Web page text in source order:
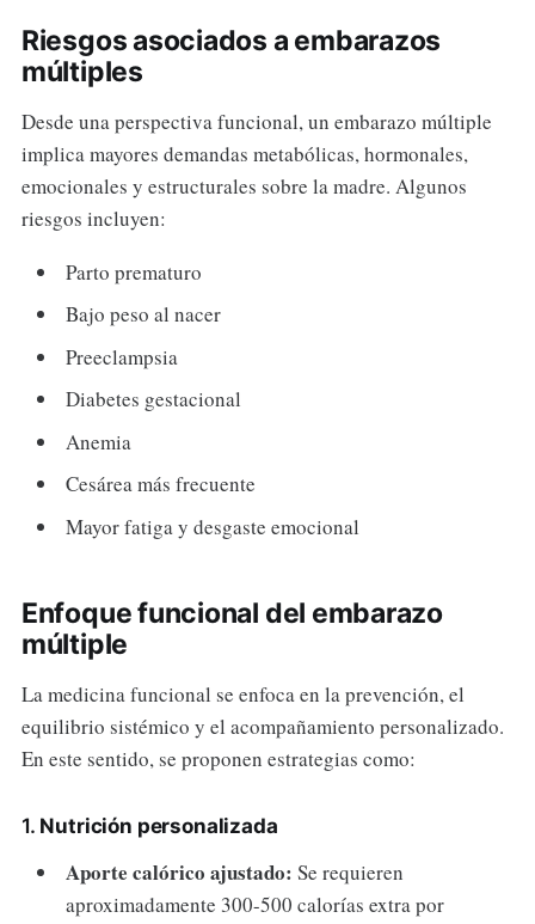
Riesgos asociados a embarazos
múltiples
Desde una perspectiva funcional, un embarazo múltiple
implica mayores demandas metabólicas, hormonales,
emocionales y estructurales sobre la madre. Algunos
riesgos incluyen:
Parto prematuro
Bajo peso al nacer
Preeclampsia
Diabetes gestacional
Anemia
Cesárea más frecuente
Mayor fatiga y desgaste emocional
Enfoque funcional del embarazo
múltiple
La medicina funcional se enfoca en la prevención, el
equilibrio sistémico y el acompañamiento personalizado.
En este sentido, se proponen estrategias como:
1. Nutrición personalizada
Aporte calórico ajustado: Se requieren
aproximadamente 300-500 calorías extra por